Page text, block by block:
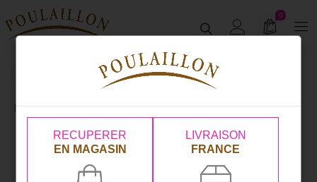
0
Petites douceurs Page 4
Petites Douceurs
RECUPERER
EN MAGASIN
LIVRAISON
FRANCE